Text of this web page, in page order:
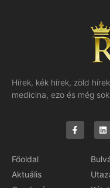
Hírek, kék hírek, zöld
medicina, ezo és még
Főoldal
Aktuális